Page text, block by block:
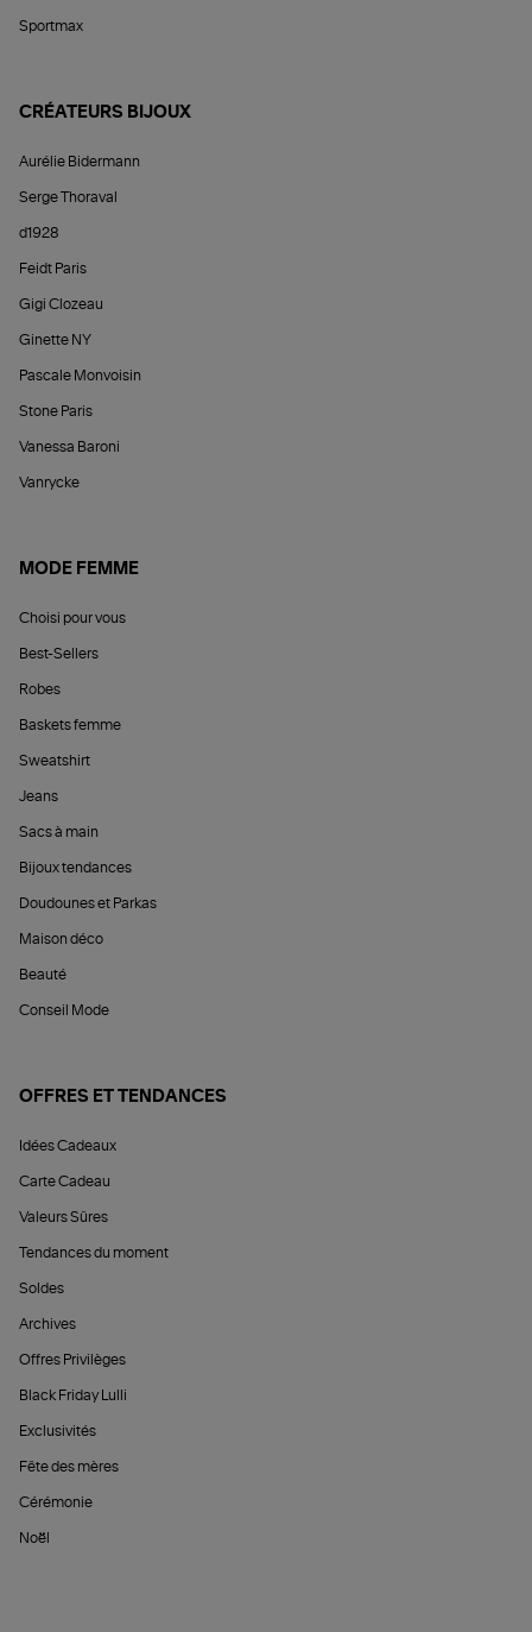
Sportmax
CRÉATEURS BIJOUX
Aurélie Bidermann
Serge Thoraval
d1928
Feidt Paris
Gigi Clozeau
Ginette NY
Pascale Monvoisin
Stone Paris
Vanessa Baroni
Vanrycke
MODE FEMME
Choisi pour vous
Best-Sellers
Robes
Baskets femme
Sweatshirt
Jeans
Sacs à main
Bijoux tendances
Doudounes et Parkas
Maison déco
Beauté
Conseil Mode
OFFRES ET TENDANCES
Idées Cadeaux
Carte Cadeau
Valeurs Sûres
Tendances du moment
Soldes
Archives
Offres Privilèges
Black Friday Lulli
Exclusivités
Fête des mères
Cérémonie
Noël